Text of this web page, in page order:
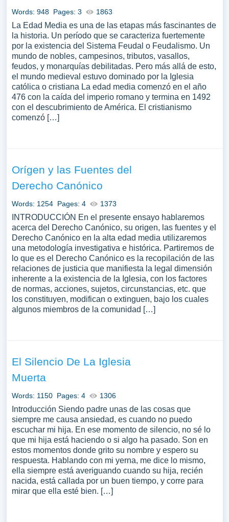
Words: 948 Pages: 3 1863
La Edad Media es una de las etapas más fascinantes de
la historia. Un período que se caracteriza fuertemente
por la existencia del Sistema Feudal o Feudalismo. Un
mundo de nobles, campesinos, tributos, vasallos,
feudos, y monarquías debilitadas. Pero más allá de esto,
el mundo medieval estuvo dominado por la Iglesia
católica o cristiana La edad media comenzó en el año
476 con la caída del imperio romano y termina en 1492
con el descubrimiento de América. El cristianismo
comenzó […]
Orígen y las Fuentes del
Derecho Canónico
Words: 1254 Pages: 4 1373
INTRODUCCIÓN En el presente ensayo hablaremos
acerca del Derecho Canónico, su origen, las fuentes y el
Derecho Canónico en la alta edad media utilizaremos
una metodología investigativa e histórica. Partiremos de
lo que es el Derecho Canónico es la recopilación de las
relaciones de justicia que manifiesta la legal dimensión
inherente a la existencia de la Iglesia, con los factores
de normas, acciones, sujetos, circunstancias, etc. que
los constituyen, modifican o extinguen, bajo los cuales
algunos miembros de la comunidad […]
El Silencio De La Iglesia
Muerta
Words: 1150 Pages: 4 1306
Introducción Siendo padre unas de las cosas que
siempre me causa ansiedad, es cuando no puedo
escuchar mi hija. En ese momento de silencio, no sé lo
que mi hija está haciendo o si algo ha pasado. Son en
estos momentos donde grito su nombre y espero su
respuesta. Hablando con mi yerna, me dice lo mismo,
ella siempre está averiguando cuando su hija, recién
nacida, está callada por un buen tiempo, y corre para
mirar que ella esté bien. […]